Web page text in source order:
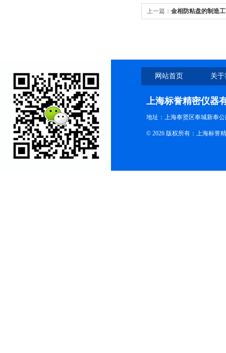
上一篇： 金相防粘盘的制造
网站首页 关
上海标誉精密仪器
地址：上海奉贤区奉城新奉公
© 2026 版权所有：上海标誉